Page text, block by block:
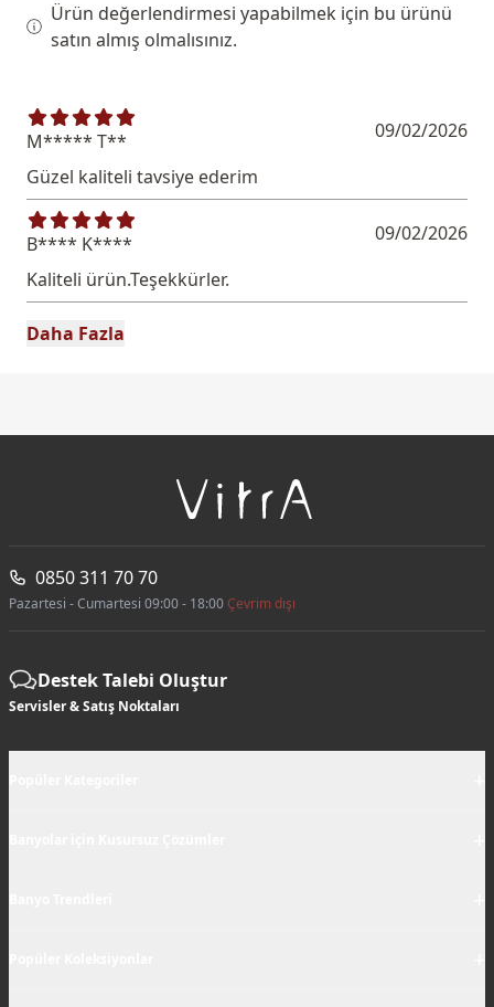
Ürün değerlendirmesi yapabilmek için bu ürünü
satın almış olmalısınız.
M***** T**
09/02/2026
Güzel kaliteli tavsiye ederim
B**** K****
09/02/2026
Kaliteli ürün.Teşekkürler.
Daha Fazla
0850 311 70 70
Pazartesi - Cumartesi 09:00 - 18:00Çevrim dışı
Destek Talebi Oluştur
Servisler & Satış Noktaları